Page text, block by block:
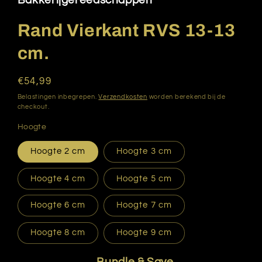
Rand Vierkant RVS 13-13
cm.
Normale
prijs
€54,99
Belastingen inbegrepen.Verzendkosten worden berekend bij de
checkout.
Hoogte
Hoogte 2 cm Hoogte 3 cm
Hoogte 4 cm Hoogte 5 cm
Hoogte 6 cm Hoogte 7 cm
Hoogte 8 cm Hoogte 9 cm